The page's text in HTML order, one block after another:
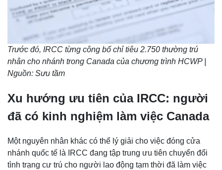
Trước đó, IRCC từng công bố chỉ tiêu 2.750 thường trú
nhân cho nhánh trong Canada của chương trình HCWP |
Nguồn: Sưu tầm
Xu hướng ưu tiên của IRCC: người
đã có kinh nghiệm làm việc Canada
Một nguyên nhân khác có thể lý giải cho việc đóng cửa
nhánh quốc tế là IRCC đang tập trung ưu tiên chuyển đổi
tình trạng cư trú cho người lao động tạm thời đã làm việc